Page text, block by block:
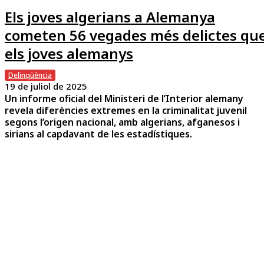
Els joves algerians a Alemanya
cometen 56 vegades més delictes
els joves alemanys
Delinqüència
19 de juliol de 2025
Un informe oficial del Ministeri de l’Interior alemany
revela diferències extremes en la criminalitat juvenil
segons l’origen nacional, amb algerians, afganesos i
sirians al capdavant de les estadístiques.